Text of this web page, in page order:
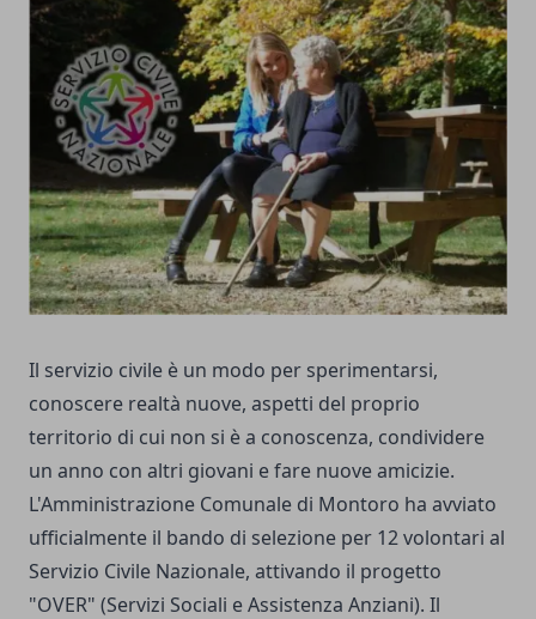
Il servizio civile è un modo per sperimentarsi,
conoscere realtà nuove, aspetti del proprio
territorio di cui non si è a conoscenza, condividere
un anno con altri giovani e fare nuove amicizie.
L'Amministrazione Comunale di Montoro ha avviato
ufficialmente il bando di selezione per 12 volontari al
Servizio Civile Nazionale, attivando il progetto
"OVER" (Servizi Sociali e Assistenza Anziani). Il